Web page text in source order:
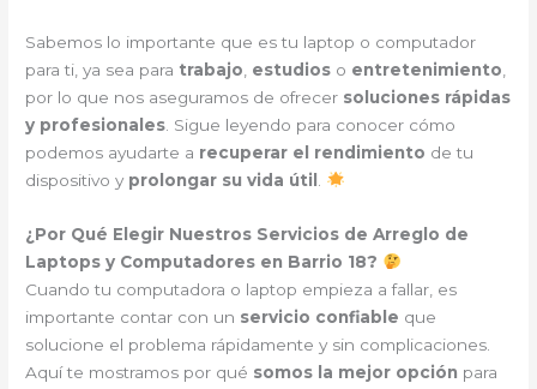
Sabemos lo importante que es tu laptop o computador
para ti, ya sea para trabajo estudios o entretenimiento
por lo que nos aseguramos de ofrecer soluciones rápidas
y profesionales . Sigue leyendo para conocer cómo
podemos ayudarte a recuperar el rendimiento de tu
dispositivo y prolongar su vida útil
¿Por Qué Elegir Nuestros Servicios de Arreglo de
Laptops y Computadores en Barrio 18?
Cuando tu computadora o laptop empieza a fallar, es
importante contar con un servicio confiable que
solucione el problema rápidamente y sin complicaciones.
Aquí te mostramos por qué somos la mejor opción para